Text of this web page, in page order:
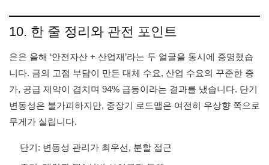
10. 한 줄 정리와 관전 포인트
은은 올해 ‘안전자산 + 산업재’라는 두 얼굴을 동시에 증명했습
니다. 금의 고점 부담이 만든 대체 수요, 산업 수요의 꾸준한 증
가, 공급 제약이 겹치며 94% 급등이라는 결과를 냈습니다. 단기
변동성은 불가피하지만, 중장기 로드맵은 여전히 우상향 쪽으로
무게가 실립니다.
단기: 변동성 관리가 최우선, 분할 접근